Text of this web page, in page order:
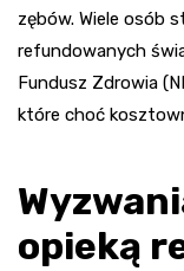
zębów. Wiele osób
refundowanych
Fundusz Zdrowia
które choć
opieką